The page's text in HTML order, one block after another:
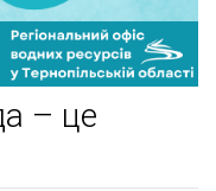
– це